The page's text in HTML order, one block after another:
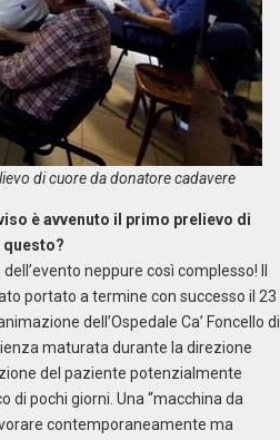
di cuore da donatore cadavere
è avvenuto il primo prelievo di
questo?
neppure così complesso! Il
portato a termine con successo il 23
dell’Ospedale Ca’ Foncello di
maturata durante la direzione
del paziente potenzialmente
di pochi giorni. Una “macchina da
contemporaneamente ma